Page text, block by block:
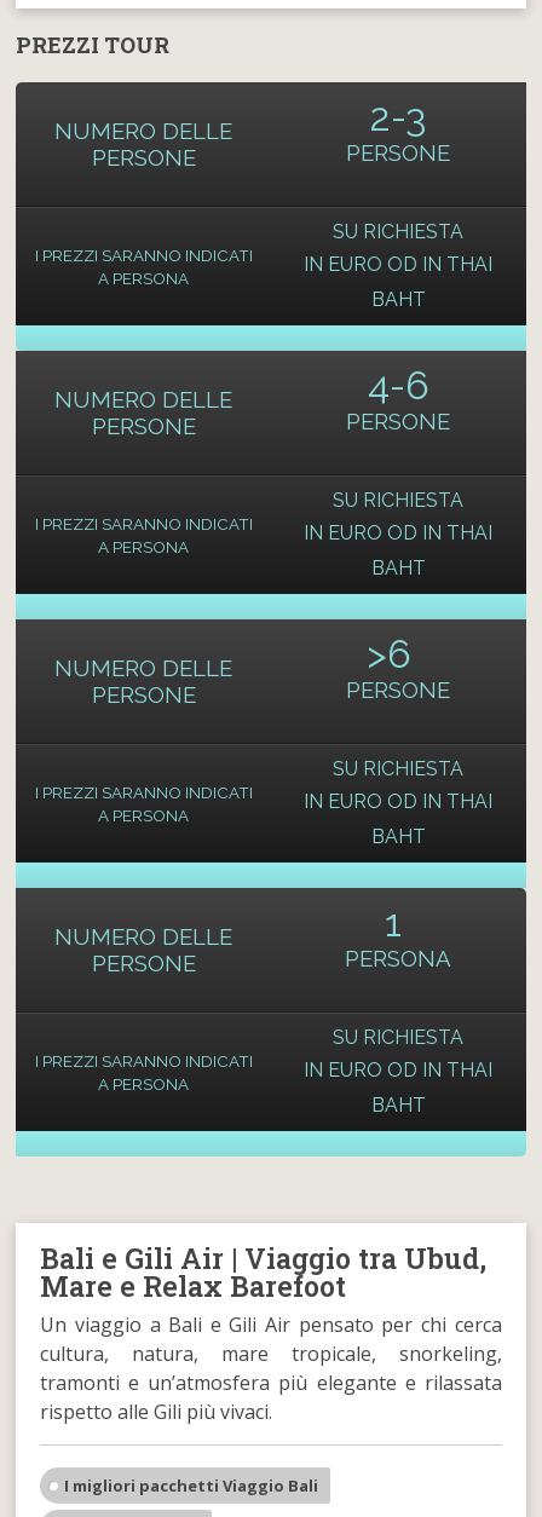
PREZZI TOUR
NUMERO DELLE
PERSONE
I PREZZI SARANNO INDICATI
A PERSONA
2-3
PERSONE
SU RICHIESTA
IN EURO OD IN THAI
BAHT
NUMERO DELLE
PERSONE
I PREZZI SARANNO INDICATI
A PERSONA
4-6
PERSONE
SU RICHIESTA
IN EURO OD IN THAI
BAHT
NUMERO DELLE
PERSONE
I PREZZI SARANNO INDICATI
A PERSONA
>6
PERSONE
SU RICHIESTA
IN EURO OD IN THAI
BAHT
NUMERO DELLE
PERSONE
I PREZZI SARANNO INDICATI
A PERSONA
1
PERSONA
SU RICHIESTA
IN EURO OD IN THAI
BAHT
Bali e Gili Air | Viaggio tra Ubud,
Mare e Relax Barefoot
Un viaggio a Bali e Gili Air pensato per chi cerca
cultura, natura, mare tropicale, snorkeling,
tramonti e un’atmosfera più elegante e rilassata
rispetto alle Gili più vivaci.
I migliori pacchetti Viaggio Bali